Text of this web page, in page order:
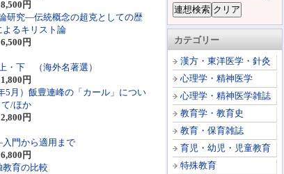
カテゴリー
漢方・東洋医学・針灸
心理学・精神医学
心理学・精神医学雑誌
教育学・教育史
教育・保育雑誌
育児・幼児・児童教育
特殊教育
8,500円
研究―伝統概念の超克としての歴
よるキリスト論
6,500円
・下 （海外名著選）
1,800円
5月）飯豊連峰の「カール」につい
て/ほか
2,800円
門から適用まで
6,800円
教育の比較